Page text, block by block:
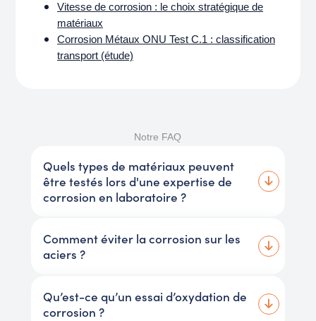
Vitesse de corrosion : le choix stratégique de
matériaux
Corrosion Métaux ONU Test C.1 : classification
transport (étude)
Notre FAQ
Quels types de matériaux peuvent
être testés lors d'une expertise de
corrosion en laboratoire ?
Comment éviter la corrosion sur les
aciers ?
Qu’est-ce qu’un essai d’oxydation de
corrosion ?